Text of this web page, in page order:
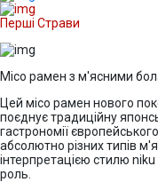
Перші Страви
Місо рамен з м'ясними
Цей місо рамен нового
поєднує традиційну
гастрономії
абсолютно різних типів
інтерпретацією стилю
роль.